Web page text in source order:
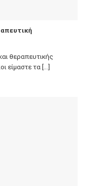
θεραπευτικής
είμαστε τα [...]